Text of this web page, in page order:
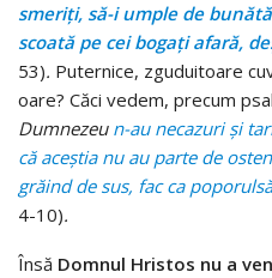
smeriți, să-i umple de bunăt
scoată pe cei bogați afară, de
53). Puternice, zguduitoare
oare? Căci vedem, precum
Dumnezeu n-au necazuriși
că aceștia nu au parte de
grăind de sus, fac ca poporulsă
4-10).
Însă Domnul Hristos nu a